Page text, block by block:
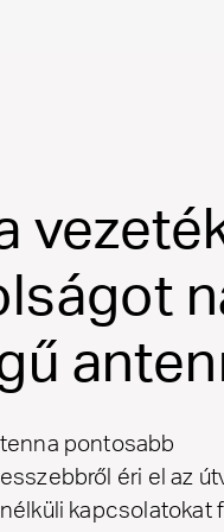
pontosabb
éri el az
kapcsolatokat